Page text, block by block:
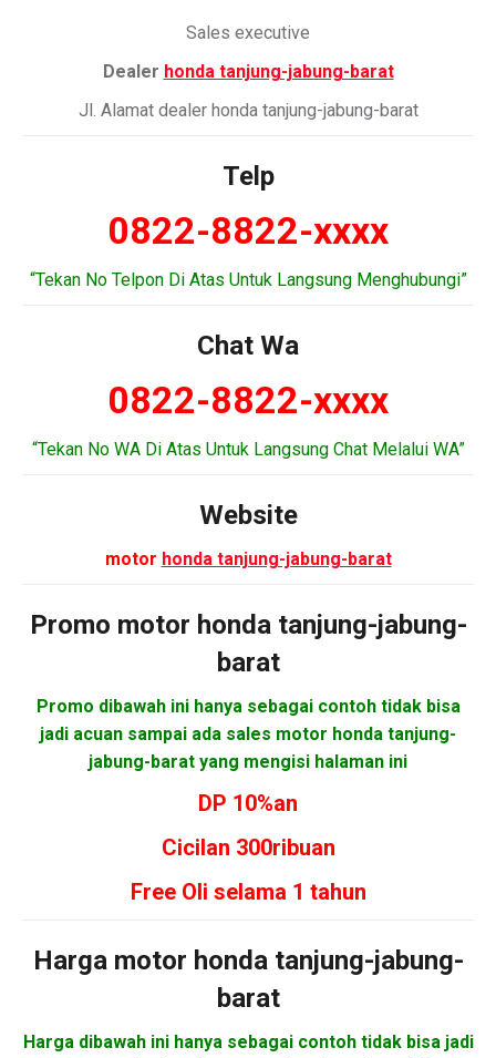
Sales executive
Dealer honda tanjung-jabung-barat
Jl. Alamat dealer honda tanjung-jabung-barat
Telp
0822-8822-xxxx
“Tekan No Telpon Di Atas Untuk Langsung Menghubungi”
Chat Wa
0822-8822-xxxx
“Tekan No WA Di Atas Untuk Langsung Chat Melalui WA”
Website
motor honda tanjung-jabung-barat
Promo motor honda tanjung-jabung-
barat
Promo dibawah ini hanya sebagai contoh tidak bisa
jadi acuan sampai ada sales motor honda tanjung-
jabung-barat yang mengisi halaman ini
DP 10%an
Cicilan 300ribuan
Free Oli selama 1 tahun
Harga motor honda tanjung-jabung-
barat
Harga dibawah ini hanya sebagai contoh tidak bisa jadi